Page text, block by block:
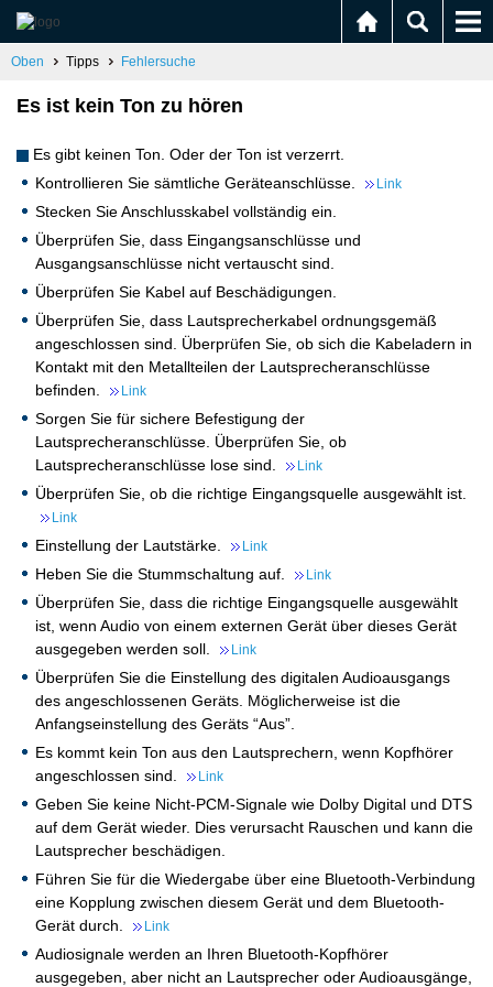
Oben Tipps Fehlersuche
Es ist kein Ton zu hören
Es gibt keinen Ton. Oder der Ton ist verzerrt.
Kontrollieren Sie sämtliche Geräteanschlüsse.
Link
Stecken Sie Anschlusskabel vollständig ein.
Überprüfen Sie, dass Eingangsanschlüsse und
Ausgangsanschlüsse nicht vertauscht sind.
Überprüfen Sie Kabel auf Beschädigungen.
Überprüfen Sie, dass Lautsprecherkabel ordnungsgemäß
angeschlossen sind. Überprüfen Sie, ob sich die Kabeladern in
Kontakt mit den Metallteilen der Lautsprecheranschlüsse
befinden.
Link
Sorgen Sie für sichere Befestigung der
Lautsprecheranschlüsse. Überprüfen Sie, ob
Lautsprecheranschlüsse lose sind.
Link
Überprüfen Sie, ob die richtige Eingangsquelle ausgewählt ist.
Link
Einstellung der Lautstärke. Link
Heben Sie die Stummschaltung auf. Link
Überprüfen Sie, dass die richtige Eingangsquelle ausgewählt
ist, wenn Audio von einem externen Gerät über dieses Gerät
ausgegeben werden soll.
Link
Überprüfen Sie die Einstellung des digitalen Audioausgangs
des angeschlossenen Geräts. Möglicherweise ist die
Anfangseinstellung des Geräts “Aus”.
Es kommt kein Ton aus den Lautsprechern, wenn Kopfhörer
angeschlossen sind.
Link
Geben Sie keine Nicht-PCM-Signale wie Dolby Digital und DTS
auf dem Gerät wieder. Dies verursacht Rauschen und kann die
Lautsprecher beschädigen.
Führen Sie für die Wiedergabe über eine Bluetooth-Verbindung
eine Kopplung zwischen diesem Gerät und dem Bluetooth-
Gerät durch.
Link
Audiosignale werden an Ihren Bluetooth-Kopfhörer
ausgegeben, aber nicht an Lautsprecher oder Audioausgänge,